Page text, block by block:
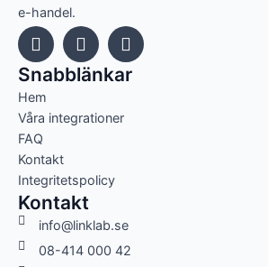
e-handel.
Snabblänkar
Hem
Våra integrationer
FAQ
Kontakt
Integritetspolicy
Kontakt
info@linklab.se
08-414 000 42